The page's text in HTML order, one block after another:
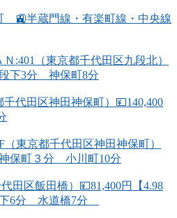
🚉半蔵門線・有楽町線・中央線
:401（東京都千代田区九段北）
段下3分 神保町8分
代田区神田神保町）💴140,400
東京都千代田区神田神保町）
神保町３分 小川町10分
田区飯田橋）💴81,400円【4.98
6分 水道橋7分